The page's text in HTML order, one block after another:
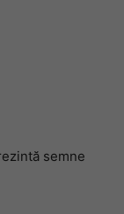
semne